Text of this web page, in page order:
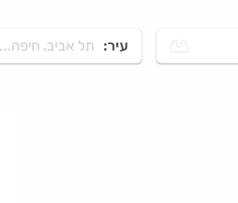
עיר: תל אביב, חיפה...